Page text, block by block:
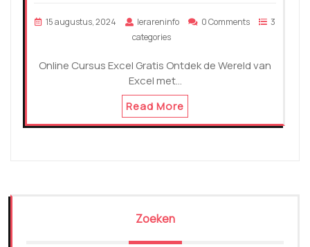
15 augustus, 2024 lerareninfo 0 Comments
3
categories
Online Cursus Excel Gratis Ontdek de Wereld van
Excel met…
Read More
Zoeken